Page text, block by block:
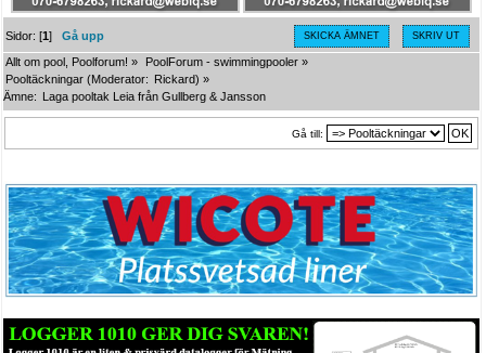
SKICKA ÄMNET SKRIV UT
Sidor: [1]Gå upp
Allt om pool, Poolforum! » PoolForum - swimmingpooler »
Pooltäckningar (Moderator: Rickard) »
Ämne: Laga pooltak Leia från Gullberg & Jansson
Gå till: